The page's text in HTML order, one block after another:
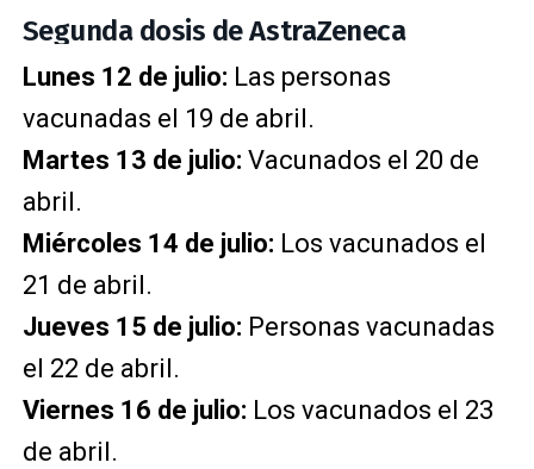
Segunda dosis de AstraZeneca
Lunes 12 de julio: Las personas
vacunadas el 19 de abril.
Martes 13 de julio: Vacunados el 20 de
abril.
Miércoles 14 de julio: Los vacunados el
21 de abril.
Jueves 15 de julio: Personas vacunadas
el 22 de abril.
Viernes 16 de julio: Los vacunados el 23
de abril.